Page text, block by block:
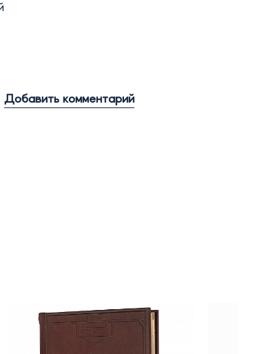
Добавить комментарий